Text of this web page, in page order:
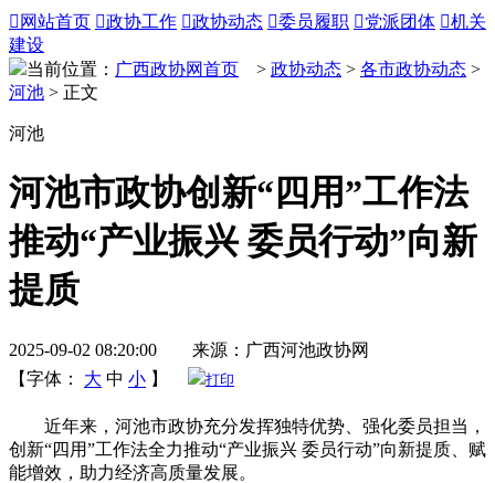
 网站首页 政协工作 政协动态 委员履职 党派团体 机关
建设
当前位置： 广西政协网首页 > 政协动态 > 各市政协动态 >
河池 > 正文
河池
河池市政协创新“四用”工作法
推动“产业振兴 委员行动”向新
提质
2025-09-02 08:20:00 来源：广西河池政协网
【字体：
大 中 小 】 打印
近年来，河池市政协充分发挥独特优势、强化委员担当，
创新“四用”工作法全力推动“产业振兴 委员行动”向新提质、赋
能增效，助力经济高质量发展。